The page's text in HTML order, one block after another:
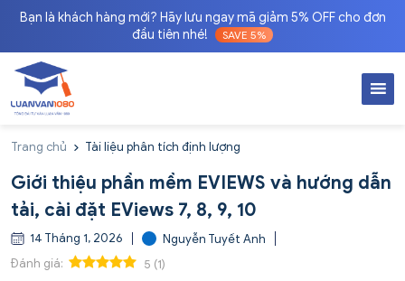
Bạn là khách hàng mới? Hãy lưu ngay mã giảm 5% OFF cho đơn
đầu tiên nhé!
SAVE 5%
Trang chủ Tài liệu phân tích định lượng
Giới thiệu phần mềm EVIEWS và hướng dẫn
tải, cài đặt EViews 7, 8, 9, 10
14 Tháng 1, 2026
Nguyễn Tuyết Anh
Đánh giá:
5 (1)